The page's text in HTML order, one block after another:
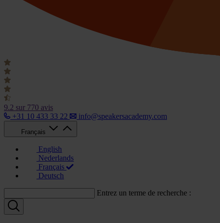
9.2 sur 770 avis
+31 10 433 33 22
info@speakersacademy.com
Français
English
Nederlands
Français
Deutsch
Entrez un terme de recherche :